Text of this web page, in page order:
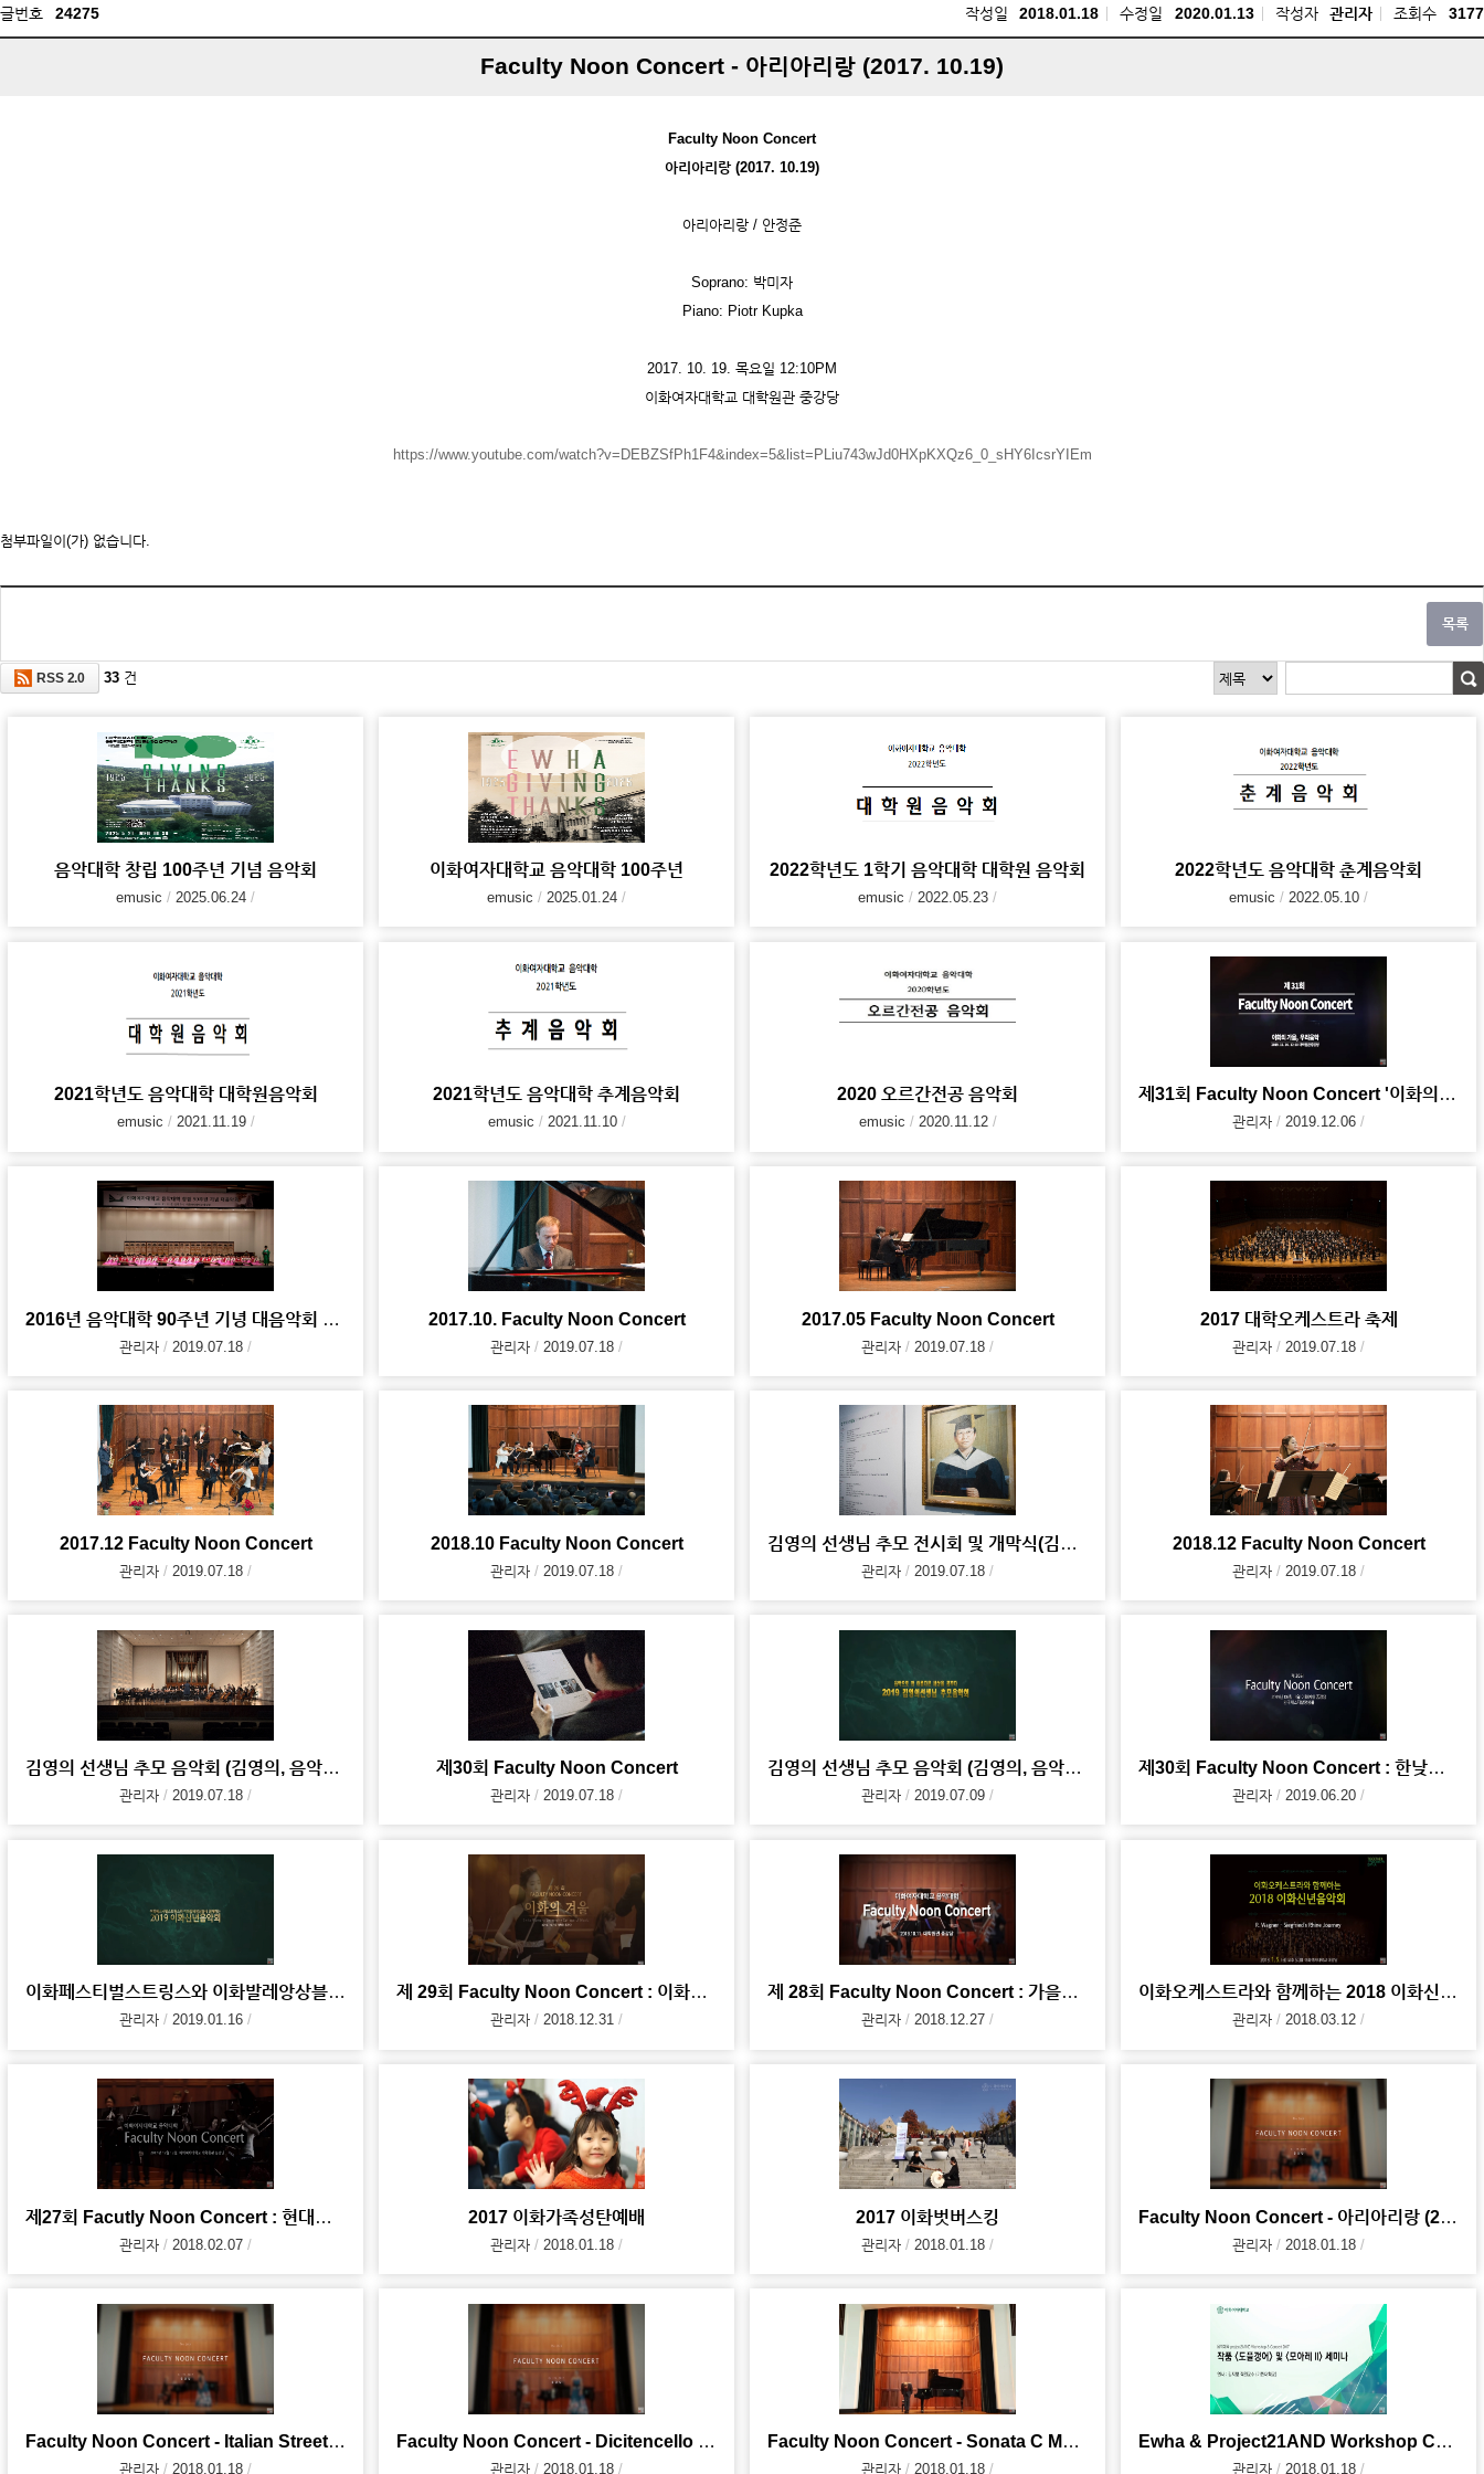
글번호 24275 작성일 2018.01.18 수정일 2020.01.13 작성자 관리자 조회수 3177
Faculty Noon Concert - 아리아리랑 (2017. 10.19)
Faculty Noon Concert
아리아리랑 (2017. 10.19)
아리아리랑 / 안정준
Soprano: 박미자
Piano: Piotr Kupka
2017. 10. 19. 목요일 12:10PM
이화여자대학교 대학원관 중강당
https://www.youtube.com/watch?v=DEBZSfPh1F4&index=5&list=PLiu743wJd0HXpKXQz6_0_sHY6IcsrYIEm
첨부파일이(가) 없습니다.
RSS 2.0 33 건
음악대학 창립 100주년 기념 음악회
emusic 2025.06.24
이화여자대학교 음악대학 100주년
emusic 2025.01.24
2022학년도 1학기 음악대학 대학원 음악회
emusic 2022.05.23
2022학년도 음악대학 춘계음악회
emusic 2022.05.10
2021학년도 음악대학 대학원음악회
emusic 2021.11.19
2021학년도 음악대학 추계음악회
emusic 2021.11.10
2020 오르간전공 음악회
emusic 2020.11.12
제31회 Faculty Noon Concert '이화의 가을, 우리음악'
관리자 2019.12.06
2016년 음악대학 90주년 기녕 대음악회 사진 자료
관리자 2019.07.18
2017.10. Faculty Noon Concert
관리자 2019.07.18
2017.05 Faculty Noon Concert
관리자 2019.07.18
2017 대학오케스트라 축제
관리자 2019.07.18
2017.12 Faculty Noon Concert
관리자 2019.07.18
2018.10 Faculty Noon Concert
관리자 2019.07.18
김영의 선생님 추모 전시회 및 개막식(김영의, 음악으로 참 아름다운 세상을 꿈꾸다)
관리자 2019.07.18
2018.12 Faculty Noon Concert
관리자 2019.07.18
김영의 선생님 추모 음악회 (김영의, 음악으로 참 아름다운 세상을 꿈꾸다)
관리자 2019.07.18
제30회 Faculty Noon Concert
관리자 2019.07.18
김영의 선생님 추모 음악회 (김영의, 음악으로 참 아름다운 세상을 꿈꾸다)
관리자 2019.07.09
제30회 Faculty Noon Concert : 한낮의 탱고
관리자 2019.06.20
이화페스티벌스트링스와 이화발레앙상블이 함께하는 2019 이화신년음악회
관리자 2019.01.16
제 29회 Faculty Noon Concert : 이화의 겨울
관리자 2018.12.31
제 28회 Faculty Noon Concert : 가을의 슈베르트
관리자 2018.12.27
이화오케스트라와 함께하는 2018 이화신년음악회(2018.01.05)
관리자 2018.03.12
제27회 Facutly Noon Concert : 현대음악 앙상블 <소리>
관리자 2018.02.07
2017 이화가족성탄예배
관리자 2018.01.18
2017 이화벗버스킹
관리자 2018.01.18
Faculty Noon Concert - 아리아리랑 (2017. 10.19)
관리자 2018.01.18
Faculty Noon Concert - Italian Street Song (2017.
관리자 2018.01.18
Faculty Noon Concert - Dicitencello Vuie (2017. 10
관리자 2018.01.18
Faculty Noon Concert - Sonata C Major KV.545 (2017
관리자 2018.01.18
Ewha & Project21AND Workshop Concert 2017 - 김지향 교수
관리자 2018.01.18